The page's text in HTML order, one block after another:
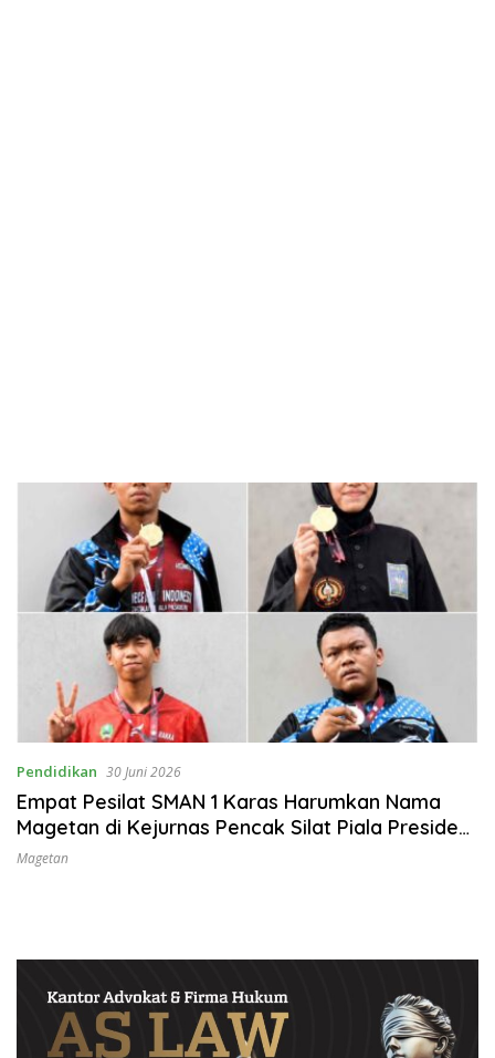
Pendidikan 30 Juni 2026
Empat Pesilat SMAN 1 Karas Harumkan Nama
Magetan di Kejurnas Pencak Silat Piala Presiden
RI 2026
Magetan